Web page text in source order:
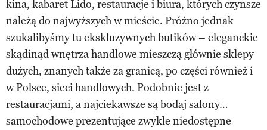
kina, kabaret Lido, restauracje i biura, których czynsze
należą do najwyższych w mieście. Próżno jednak
szukalibyśmy tu ekskluzywnych butików – eleganckie
skądinąd wnętrza handlowe mieszczą głównie sklepy
dużych, znanych także za granicą, po części również i
w Polsce, sieci handlowych. Podobnie jest z
restauracjami, a najciekawsze są bodaj salony…
samochodowe prezentujące zwykle niedostępne